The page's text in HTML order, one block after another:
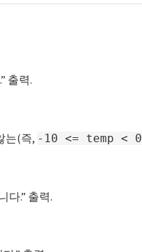
출력.
는(즉, -10 <= temp < 0
다.” 출력.